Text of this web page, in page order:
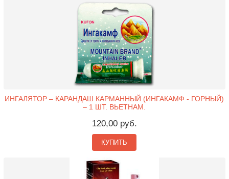
ИНГАЛЯТОР – КАРАНДАШ КАРМАННЫЙ (ИНГАКАМФ - ГОРНЫЙ)
– 1 ШТ. ВЬЕТНАМ.
120,00 руб.
КУПИТЬ